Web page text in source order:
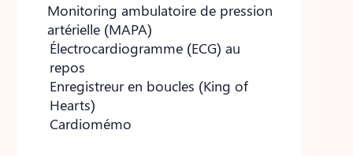
Monitoring ambulatoire de pression
artérielle (MAPA)
Électrocardiogramme (ECG) au
repos
Enregistreur en boucles (King of
Hearts)
Cardiomémo